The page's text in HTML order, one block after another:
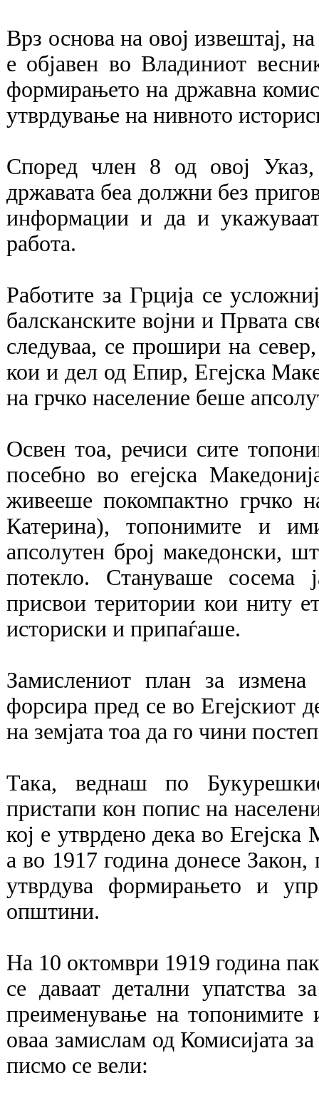
Врз основа на овој извештај,
е објавен во Владиниот
формирањето на државна
утврдување на нивното
Според член 8 од овој
државата беа должни без
информации и да и
работа.
Работите за Грција се
балсканските војни и Првата
следуваа, се прошири на
кои и дел од Епир, Егејска
на грчко население беше
Освен тоа, речиси сите
посебно во егејска
живееше покомпактно грчко
Катерина), топонимите и
апсолутен број македонски,
потекло. Стануваше сосема
присвои територии кои ниту
историски и припаѓаше.
Замислениот план за
форсира пред се во Егејскиот
на земјата тоа да го чини
Така, веднаш по
пристапи кон попис на
кој е утврдено дека во
а во 1917 година донесе
утврдува формирањето и
општини.
На 10 октомври 1919 година
се даваат детални упатства
преименување на топонимите
оваа замислам од Комисијата
писмо се вели: